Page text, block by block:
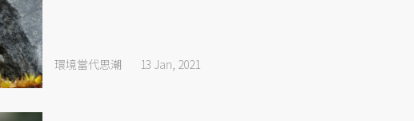
環境當代思潮 13 Jan, 2021